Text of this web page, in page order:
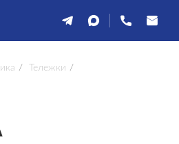
/ Тележки /